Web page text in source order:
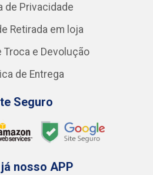
de Privacidade
Retirada em loja
Troca e Devolução
de Entrega
Seguro
já nosso APP